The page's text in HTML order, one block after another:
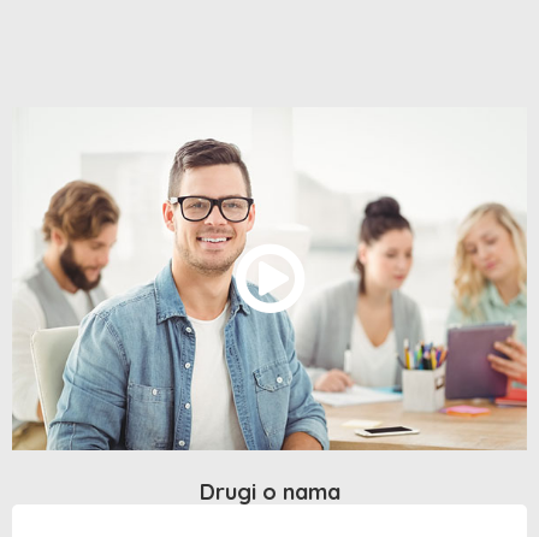
Drugi o nama